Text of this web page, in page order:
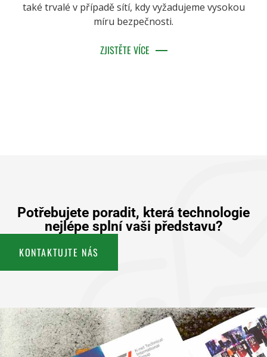
také trvalé v případě sítí, kdy vyžadujeme vysokou
míru bezpečnosti.
ZJISTĚTE VÍCE
Potřebujete poradit, která technologie
nejlépe splní vaši představu?
KONTAKTUJTE NÁS